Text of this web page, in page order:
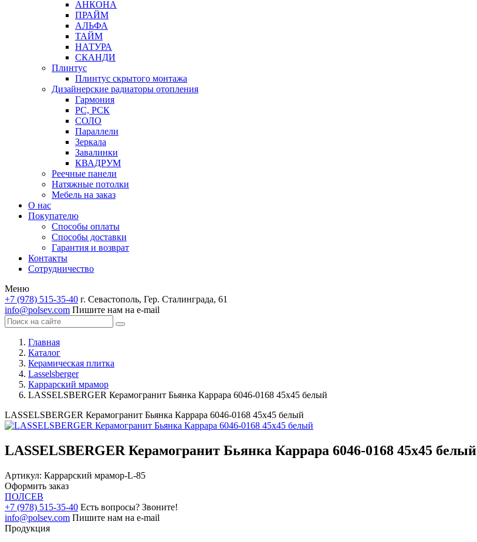
АНКОНА
ПРАЙМ
АЛЬФА
ТАЙМ
НАТУРА
СКАНДИ
Плинтус
Плинтус скрытого монтажа
Дизайнерские радиаторы отопления
Гармония
РС, РСК
СОЛО
Параллели
Зеркала
Завалинки
КВАДРУМ
Реечные панели
Натяжные потолки
Мебель на заказ
О нас
Покупателю
Способы оплаты
Способы доставки
Гарантия и возврат
Контакты
Сотрудничество
Меню
+7 (978) 515-35-40 г. Севастополь, Гер. Сталинграда, 61
info@polsev.com Пишите нам на e-mail
Главная
Каталог
Керамическая плитка
Lasselsberger
Каррарский мрамор
LASSELSBERGER Керамогранит Бьянка Каррара 6046-0168 45х45 белый
LASSELSBERGER Керамогранит Бьянка Каррара 6046-0168 45х45 белый
LASSELSBERGER Керамогранит Бьянка Каррара 6046-0168 45х45 белый
Артикул: Каррарский мрамор-L-85
Оформить заказ
ПОЛСЕВ
+7 (978) 515-35-40 Есть вопросы? Звоните!
info@polsev.com Пишите нам на e-mail
Продукция